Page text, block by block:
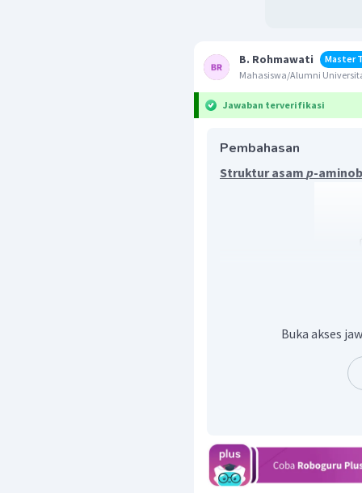
B. Rohmawati
Master
Mahasiswa/Alumni
Jawaban terverifikasi
Pembahasan
Struktur asam p-
Langkah untuk
soal, asamp-
utamanya adalah−
nomor 1.
Buka akses